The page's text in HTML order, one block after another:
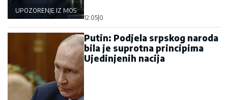
UPOZORENJE IZ MOSKVE
12:05 0
Putin: Podjela srpskog naroda
bila je suprotna principima
Ujedinjenih nacija